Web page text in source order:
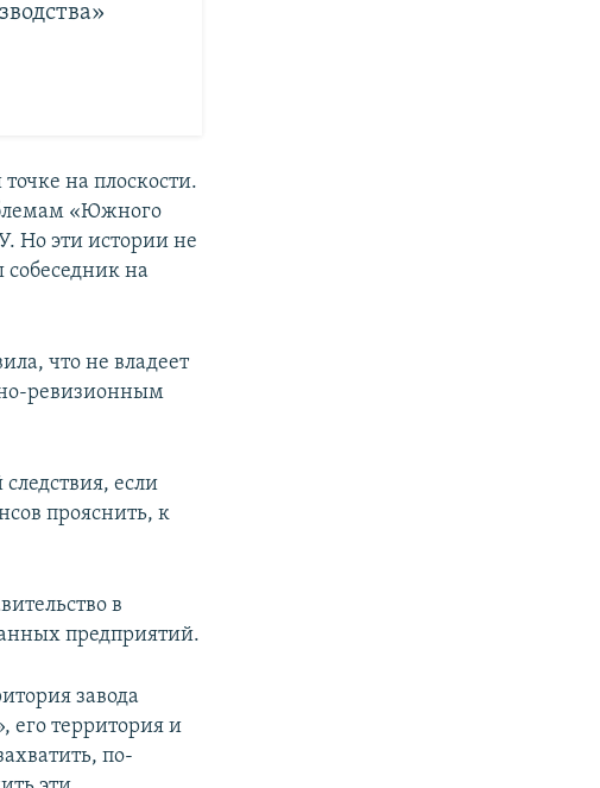
на плоскости.
«Южного
Но эти истории не
собеседник на
что не владеет
ревизионным
если
прояснить, к
в
предприятий.
завода
территория и
по-